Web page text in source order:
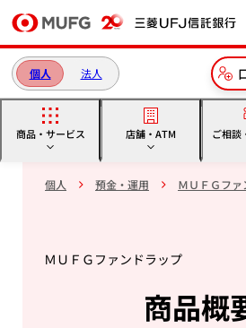
個人 法人
商品・サービス 店舗・ATM ご相談
個人 預金・運用 ＭＵＦＧフ
ＭＵＦＧファンドラップ
商品概